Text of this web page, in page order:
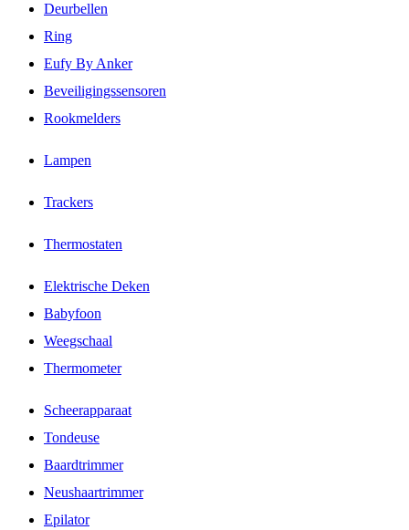
Deurbellen
Ring
Eufy By Anker
Beveiligingssensoren
Rookmelders
Lampen
Trackers
Thermostaten
Elektrische Deken
Babyfoon
Weegschaal
Thermometer
Scheerapparaat
Tondeuse
Baardtrimmer
Neushaartrimmer
Epilator